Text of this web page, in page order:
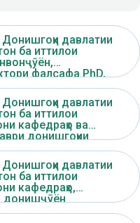
давлатии
ба иттилои
фалсафа PhD,
давлатии
ба иттилои
кафедраҳо ва
донишгоҳии
давлатии
ба иттилои
кафедраҳо,
донишҷӯён